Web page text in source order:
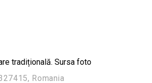
tradițională. Sursa foto
Romania